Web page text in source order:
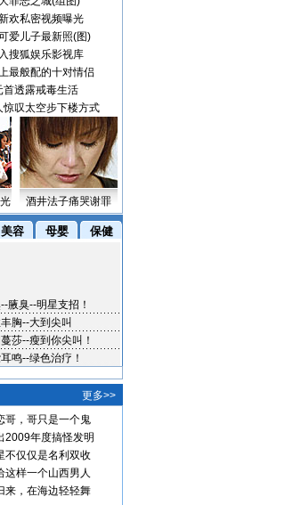
欢私密视频曝光
爱儿子最新照(图)
搜狐娱乐影视库
最般配的十对情侣
首透露戒毒生活
惊叹太空步下楼方式
酒井法子痛哭谢罪
更多>>
哥，哥只是一个鬼
2009年度搞怪发明
不仅仅是名利双收
这样一个山西男人
来，在海边轻轻舞